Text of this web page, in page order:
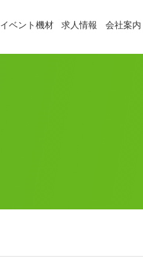
イベント機材 求人情報 会社案内